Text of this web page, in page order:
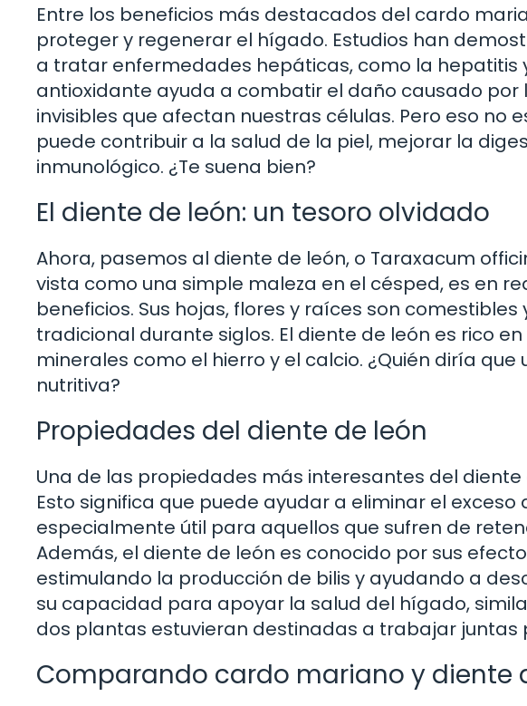
Entre los beneficios más destacados del cardo
proteger y regenerar el hígado. Estudios han
a tratar enfermedades hepáticas, como la hepatitis
antioxidante ayuda a combatir el daño causado por
invisibles que afectan nuestras células. Pero eso no
puede contribuir a la salud de la piel, mejorar la
inmunológico. ¿Te suena bien?
El diente de león: un tesoro olvidado
Ahora, pasemos al diente de león, o Taraxacum
vista como una simple maleza en el césped, es en
beneficios. Sus hojas, flores y raíces son
tradicional durante siglos. El diente de león es rico
minerales como el hierro y el calcio. ¿Quién diría
nutritiva?
Propiedades del diente de león
Una de las propiedades más interesantes del
Esto significa que puede ayudar a eliminar el
especialmente útil para aquellos que sufren de
Además, el diente de león es conocido por sus
estimulando la producción de bilis y ayudando a
su capacidad para apoyar la salud del hígado,
dos plantas estuvieran destinadas a trabajar juntas
Comparando cardo mariano y diente